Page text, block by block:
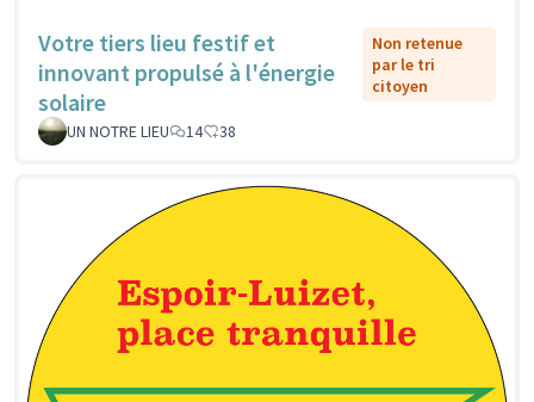
Votre tiers lieu festif et
innovant propulsé à l'énergie
solaire
Non retenue
par le tri
citoyen
UN NOTRE LIEU 14 38